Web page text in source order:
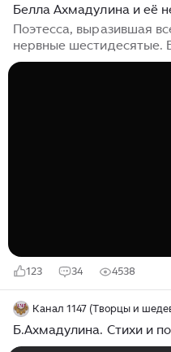
Белла Ахмадулина и её
Поэтесса, выразившая
нервные шестидесятые.
казалось, для
123 34 4538
Б.Ахмадулина. Стихи и